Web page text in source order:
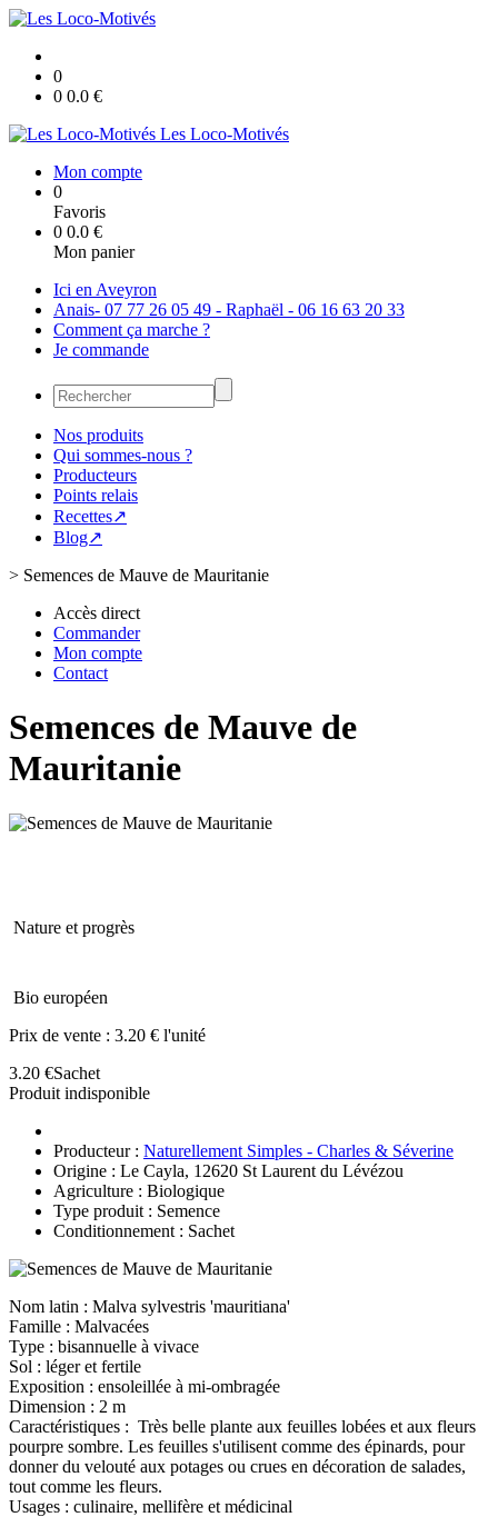
0
0 0.0 €
Les Loco-Motivés
Mon compte
0
Favoris
0 0.0 €
Mon panier
Ici en Aveyron
Anais- 07 77 26 05 49 - Raphaël - 06 16 63 20 33
Comment ça marche ?
Je commande
Nos produits
Qui sommes-nous ?
Producteurs
Points relais
Recettes↗
Blog↗
> Semences de Mauve de Mauritanie
Accès direct
Commander
Mon compte
Contact
Semences de Mauve de
Mauritanie
Nature et progrès
Bio européen
Prix de vente : 3.20 € l'unité
3.20 €Sachet
Produit indisponible
Producteur : Naturellement Simples - Charles & Séverine
Origine : Le Cayla, 12620 St Laurent du Lévézou
Agriculture : Biologique
Type produit : Semence
Conditionnement : Sachet
Nom latin : Malva sylvestris 'mauritiana'
Famille : Malvacées
Type : bisannuelle à vivace
Sol : léger et fertile
Exposition : ensoleillée à mi-ombragée
Dimension : 2 m
Caractéristiques : Très belle plante aux feuilles lobées et aux fleurs
pourpre sombre. Les feuilles s'utilisent comme des épinards, pour
donner du velouté aux potages ou crues en décoration de salades,
tout comme les fleurs.
Usages : culinaire, mellifère et médicinal